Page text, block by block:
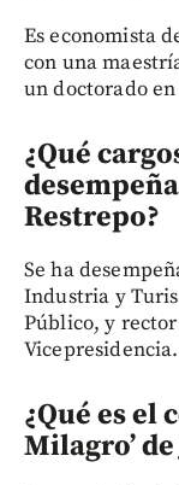
Es economista
con una
un doctorado
¿Qué
Restrepo?
Se ha
Industria y
Público, y
Vicepresidencia.
¿Qué es el
Milagro’